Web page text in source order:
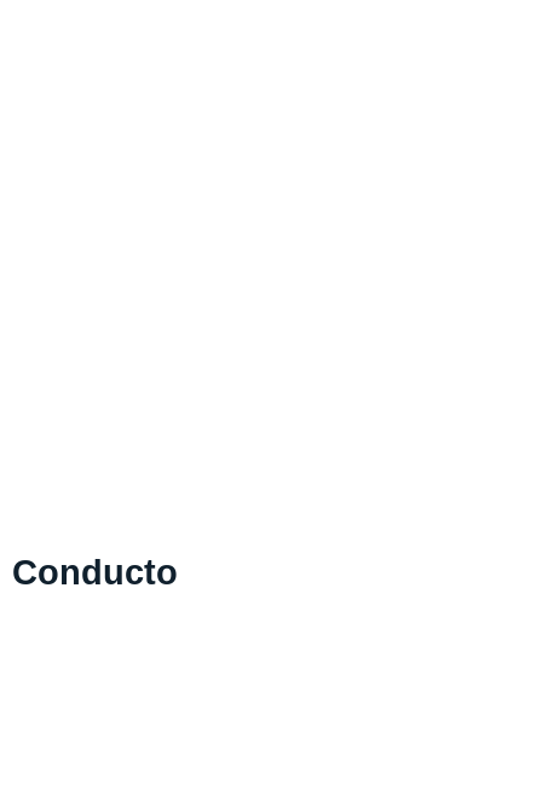
Conducto